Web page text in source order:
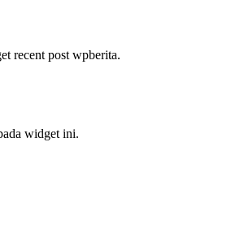
recent post wpberita.
widget ini.